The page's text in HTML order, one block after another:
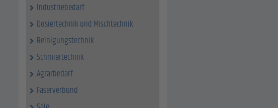
Industriebedarf
Dosiertechnik und Mischtechnik
Reinigungstechnik
Schmiertechnik
Agrarbedarf
Faserverbund